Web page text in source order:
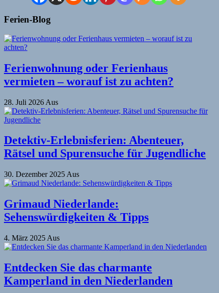
Ferien-Blog
Ferienwohnung oder Ferienhaus
vermieten – worauf ist zu achten?
28. Juli 2026 Aus
Detektiv-Erlebnisferien: Abenteuer,
Rätsel und Spurensuche für Jugendliche
30. Dezember 2025 Aus
Grimaud Niederlande:
Sehenswürdigkeiten & Tipps
4. März 2025 Aus
Entdecken Sie das charmante
Kamperland in den Niederlanden